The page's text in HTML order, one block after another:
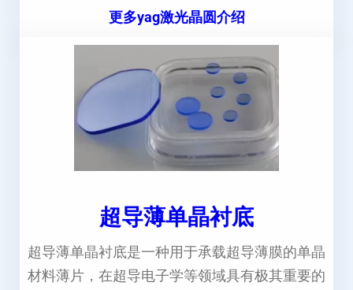
更多yag激光晶圆介绍
超导薄单晶衬底
超导薄单晶衬底是一种用于承载超导薄膜的单晶
材料薄片，在超导电子学等领域具有极其重要的